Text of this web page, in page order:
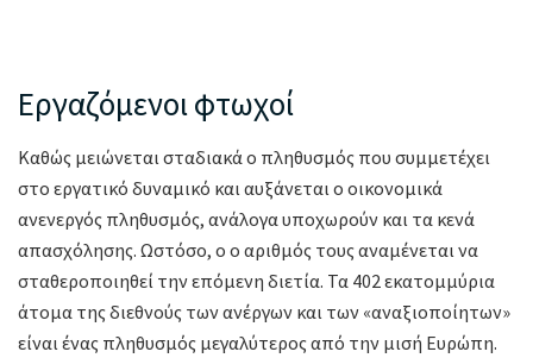
Εργαζόμενοι φτωχοί
Καθώς μειώνεται σταδιακά ο πληθυσμός που συμμετέχει
στο εργατικό δυναμικό και αυξάνεται ο οικονομικά
ανενεργός πληθυσμός, ανάλογα υποχωρούν και τα κενά
απασχόλησης. Ωστόσο, ο ο αριθμός τους αναμένεται να
σταθεροποιηθεί την επόμενη διετία. Τα 402 εκατομμύρια
άτομα της διεθνούς των ανέργων και των «αναξιοποίητων»
είναι ένας πληθυσμός μεγαλύτερος από την μισή Ευρώπη.